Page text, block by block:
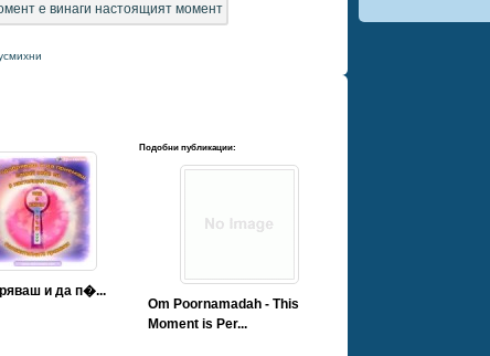
е винаги настоящият момент
Подобни публикации:
и да п�...
Om Poornamadah - This
Moment is Per...